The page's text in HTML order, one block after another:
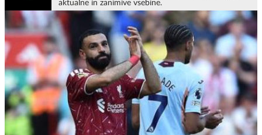
aktualne in zanimive vsebine.